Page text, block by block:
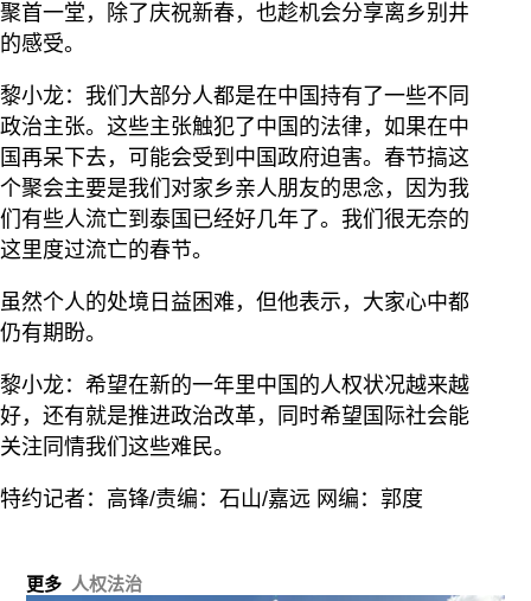
聚首一堂，除了庆祝新春，也趁机会分享离乡别井
的感受。
黎小龙：我们大部分人都是在中国持有了一些不同
政治主张。这些主张触犯了中国的法律，如果在中
国再呆下去，可能会受到中国政府迫害。春节搞这
个聚会主要是我们对家乡亲人朋友的思念，因为我
们有些人流亡到泰国已经好几年了。我们很无奈的
这里度过流亡的春节。
虽然个人的处境日益困难，但他表示，大家心中都
仍有期盼。
黎小龙：希望在新的一年里中国的人权状况越来越
好，还有就是推进政治改革，同时希望国际社会能
关注同情我们这些难民。
特约记者：高锋/责编：石山/嘉远 网编：郭度
更多 人权法治